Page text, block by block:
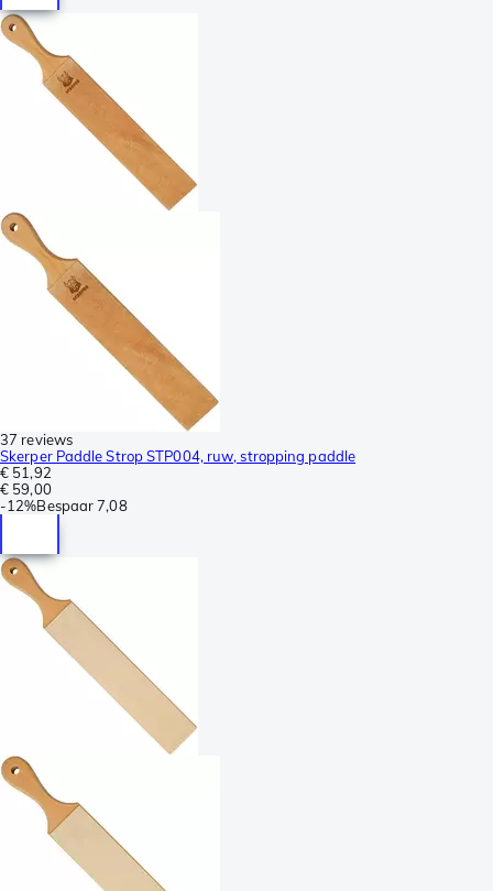
37 reviews
Skerper Paddle Strop STP004, ruw, stropping paddle
€ 51,92
€ 59,00
-12%Bespaar 7,08